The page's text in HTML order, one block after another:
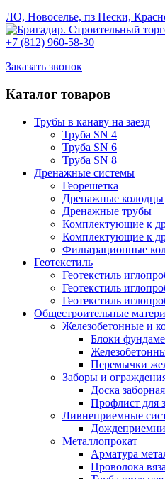
ЛО, Новоселье, пз Пески,
+7 (812) 960-58-30
Заказать звонок
Каталог товаров
Трубы в канаву на заезд
Труба SN 4
Труба SN 6
Труба SN 8
Дренажные системы
Георешетка
Дренажные колодцы
Дренажные трубы
Комплектующие к
Комплектующие к
Фильтрационные
Геотекстиль
Геотекстиль
Геотекстиль
Геотекстиль
Общестроительные
Железобетонные и
Блоки
Перемычки
Заборы и
Доска заборная
Профлист для
Ливнеприемные
Металлопрокат
Арматура
Проволока